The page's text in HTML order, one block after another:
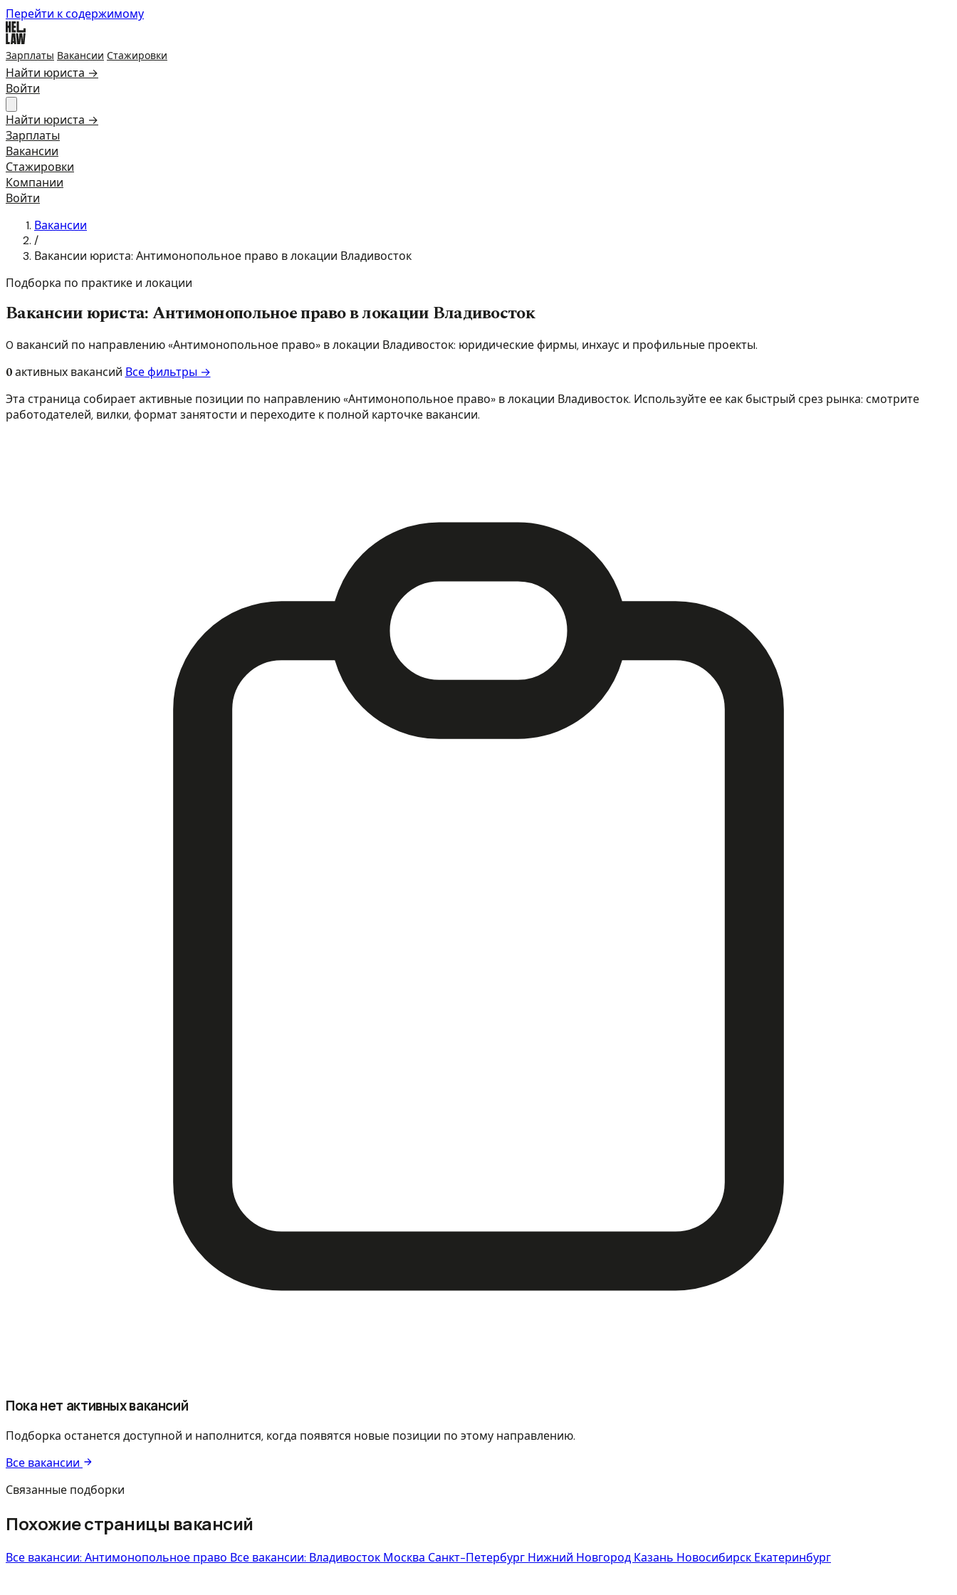
Перейти к содержимому
Зарплаты Вакансии Стажировки
Найти юриста →
Войти
Найти юриста →
Зарплаты
Вакансии
Стажировки
Компании
Войти
Вакансии
/
Вакансии юриста: Антимонопольное право в локации Владивосток
Подборка по практике и локации
Вакансии юриста: Антимонопольное право в локации Владивосток
0 вакансий по направлению «Антимонопольное право» в локации Владивосток: юридические фирмы, инхаус и профильные проекты.
0 активных вакансий Все фильтры →
Эта страница собирает активные позиции по направлению «Антимонопольное право» в локации Владивосток. Используйте ее как быстрый срез рынка: смотрите
работодателей, вилки, формат занятости и переходите к полной карточке вакансии.
Пока нет активных вакансий
Подборка останется доступной и наполнится, когда появятся новые позиции по этому направлению.
Все вакансии
Связанные подборки
Похожие страницы вакансий
Все вакансии: Антимонопольное право Все вакансии: Владивосток Москва Санкт-Петербург Нижний Новгород Казань Новосибирск Екатеринбург